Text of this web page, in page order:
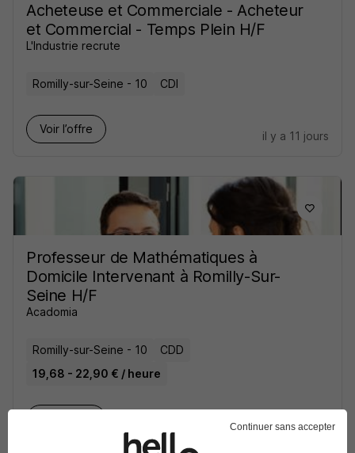
Acheteuse et Commerciale - Acheteur
et Commercial - Temps Plein H/F
L'Industrie recrute
Romilly-sur-Seine - 10 CDI
Voir l’offre
il y a 11 jours
Professeur de Mathématiques à
Domicile Intervenant à Romilly-Sur-
Seine H/F
Acadomia
Romilly-sur-Seine - 10
CDD
19,68 - 22,90 € / heure
il y a 11 jours
Continuer sans accepter